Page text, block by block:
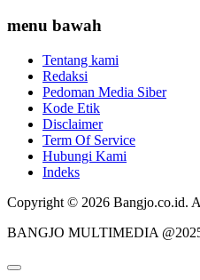
menu bawah
Tentang kami
Redaksi
Pedoman Media Siber
Kode Etik
Disclaimer
Term Of Service
Hubungi Kami
Indeks
Copyright © 2026 Bangjo.co.id.
BANGJO MULTIMEDIA